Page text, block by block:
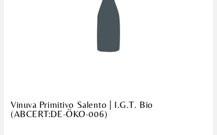
Vinuva Primitivo Salento | I.G.T. Bio
(ABCERT:DE-ÖKO-006)